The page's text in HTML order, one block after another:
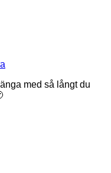
med så långt du